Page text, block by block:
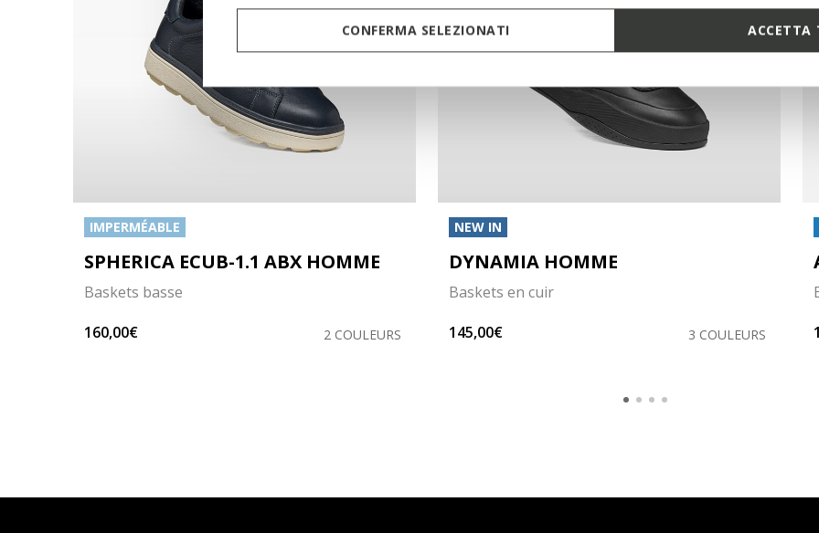
CONFERMA SELEZIONATI ACCETTA
IMPERMÉABLE
SPHERICA ECUB-1.1 ABX HOMME
Baskets basse
160,00€
2 COULEURS
NEW IN
DYNAMIA HOMME
Baskets en cuir
145,00€
3 COULEURS